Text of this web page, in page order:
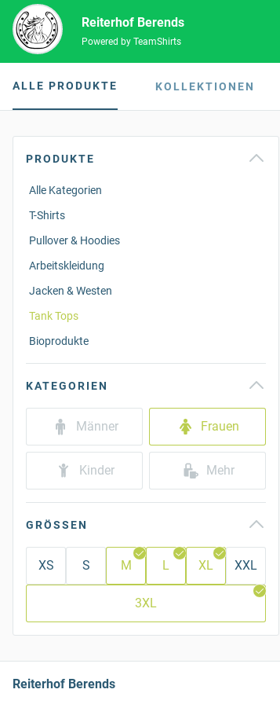
Reiterhof Berends
Powered by TeamShirts
ALLE PRODUKTE KOLLEKTIONEN
PRODUKTE
Alle Kategorien
T-Shirts
Pullover & Hoodies
Arbeitskleidung
Jacken & Westen
Tank Tops
Bioprodukte
KATEGORIEN
Männer Frauen
Kinder Mehr
GRÖSSEN
XS S M L XL XXL
3XL
Reiterhof Berends